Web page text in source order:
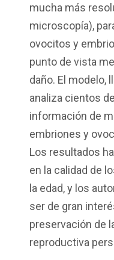
mucha más
microscopía),
ovocitos y
punto de vista
daño. El modelo,
analiza cientos
información de
embriones y
Los resultados
en la calidad de
la edad, y los
ser de gran
preservación de
reproductiva